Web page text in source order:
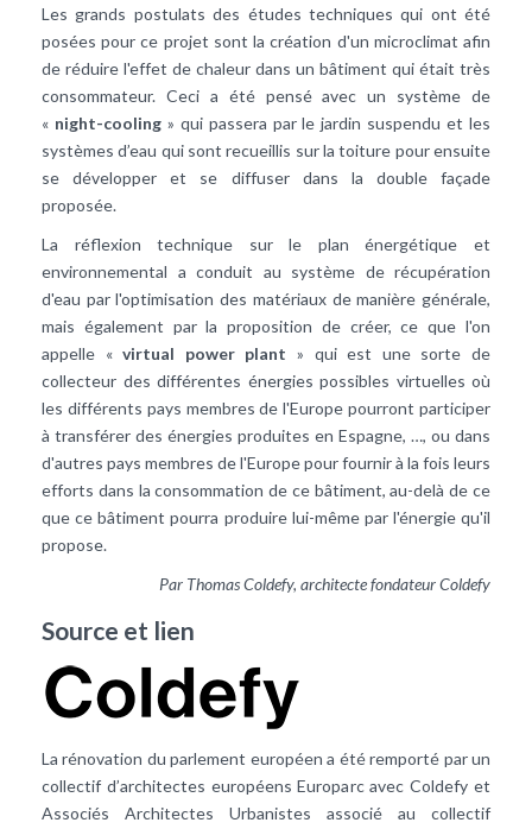
Les grands postulats des études techniques qui ont été
posées pour ce projet sont la création d'un microclimat afin
de réduire l'effet de chaleur dans un bâtiment qui était très
consommateur. Ceci a été pensé avec un système de
« night-cooling» qui passera par le jardin suspendu et les
systèmes d’eau qui sont recueillis sur la toiture pour ensuite
se développer et se diffuser dans la double façade
proposée.
La réflexion technique sur le plan énergétique et
environnemental a conduit au système de récupération
d'eau par l'optimisation des matériaux de manière générale,
mais également par la proposition de créer, ce que l'on
appelle «virtual power plant » qui est une sorte de
collecteur des différentes énergies possibles virtuelles où
les différents pays membres de l'Europe pourront participer
à transférer des énergies produites en Espagne, …, ou dans
d'autres pays membres de l'Europe pour fournir à la fois leurs
efforts dans la consommation de ce bâtiment, au-delà de ce
que ce bâtiment pourra produire lui-même par l'énergie qu'il
propose.
Par Thomas Coldefy, architecte fondateur Coldefy
Source et lien
La rénovation du parlement européen a été remporté par un
collectif d’architectes européens Europarc avec Coldefy et
Associés Architectes Urbanistes associé au collectif